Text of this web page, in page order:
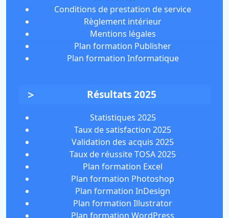
Conditions de prestation de service
Règlement intérieur
Mentions légales
Plan formation Publisher
Plan formation Informatique
Résultats 2025
Statistiques 2025
Taux de satisfaction 2025
Validation des acquis 2025
Taux de réussite TOSA 2025
Plan formation Excel
Plan formation Photoshop
Plan formation InDesign
Plan formation Illustrator
Plan formation WordPress